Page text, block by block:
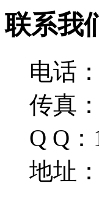
联系我
电话
传真
Q Q：
地址